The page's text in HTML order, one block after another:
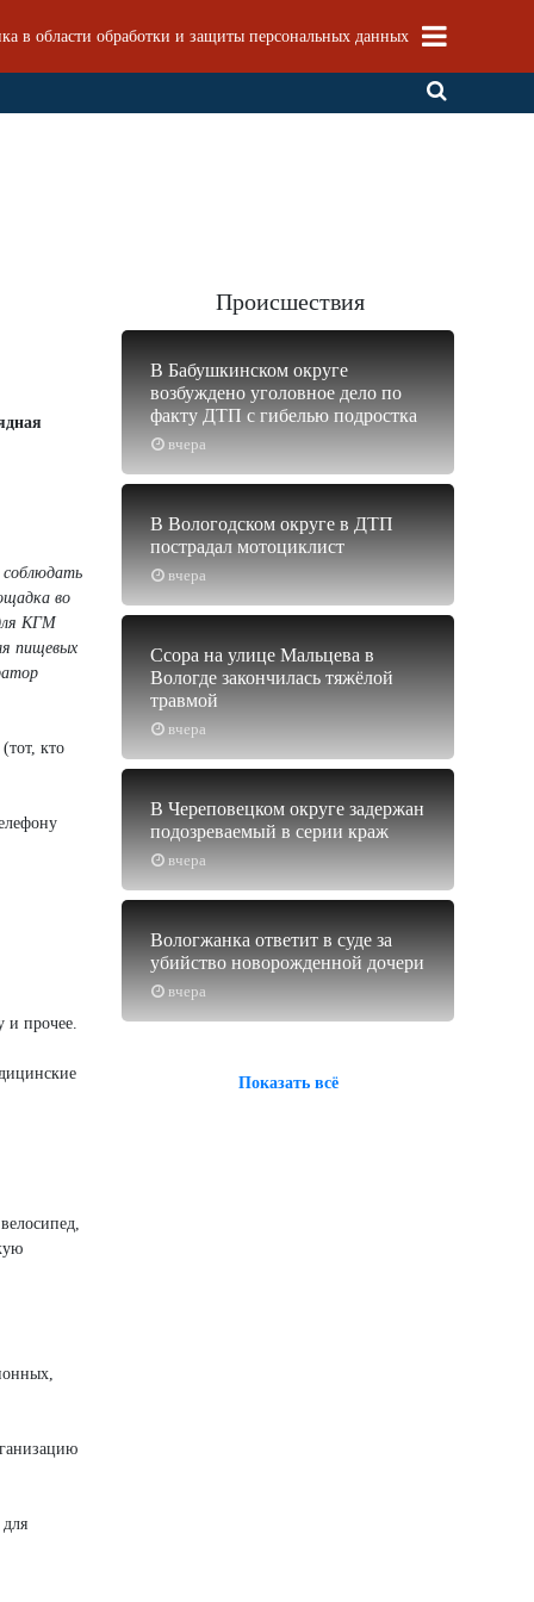
в области обработки и защиты персональных данных
соблюдать
во
КГМ
пищевых
кто
и прочее.
Происшествия
вчера
В Бабушкинском округе
возбуждено уголовное дело по
факту ДТП с гибелью подростка
вчера
В Вологодском округе в ДТП
пострадал мотоциклист
вчера
Ссора на улице Мальцева в
Вологде закончилась тяжёлой
травмой
вчера
В Череповецком округе задержан
подозреваемый в серии краж
вчера
Вологжанка ответит в суде за
убийство новорожденной дочери
Показать всё